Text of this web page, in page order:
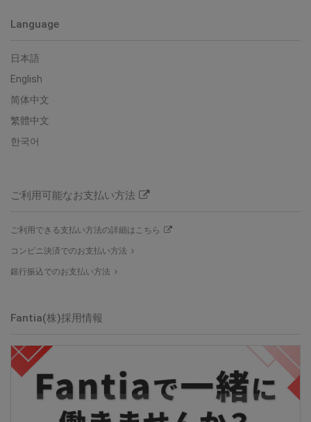
Language
日本語
English
简体中文
繁體中文
한국어
ご利用可能なお支払い方法
ご利用できる支払い方法の詳細はこちら
コンビニ決済でのお支払い方法
銀行振込でのお支払い方法
Fantia(株)採用情報